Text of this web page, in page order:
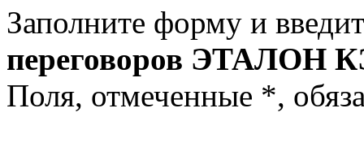
Заполните форму и
переговоров ЭТАЛОН
Поля, отмеченные *,